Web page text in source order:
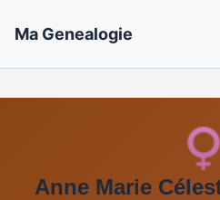
Ma Genealogie
Anne Marie